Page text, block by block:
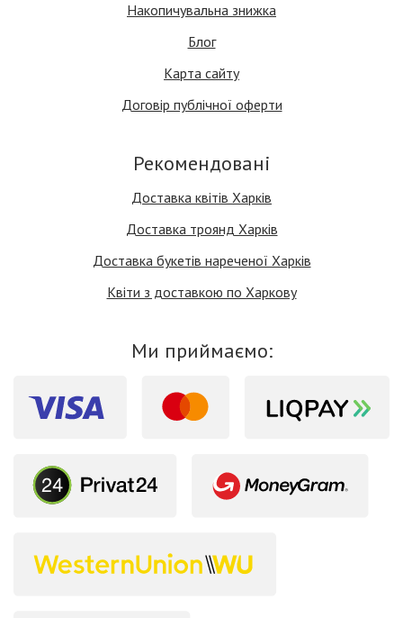
Накопичувальна знижка
Блог
Карта сайту
Договір публічної оферти
Рекомендовані
Доставка квітів Харків
Доставка троянд Харків
Доставка букетів нареченої Харків
Квіти з доставкою по Харкову
Ми приймаємо: